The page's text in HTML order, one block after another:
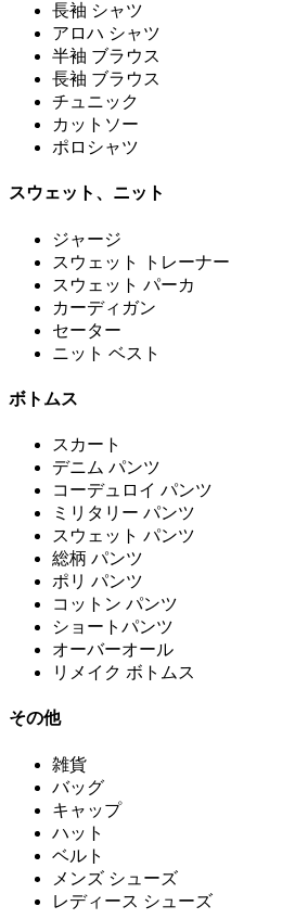
長袖 シャツ
アロハ シャツ
半袖 ブラウス
長袖 ブラウス
チュニック
カットソー
ポロシャツ
スウェット、ニット
ジャージ
スウェット トレーナー
スウェット パーカ
カーディガン
セーター
ニット ベスト
ボトムス
スカート
デニム パンツ
コーデュロイ パンツ
ミリタリー パンツ
スウェット パンツ
総柄 パンツ
ポリ パンツ
コットン パンツ
ショートパンツ
オーバーオール
リメイク ボトムス
その他
雑貨
バッグ
キャップ
ハット
ベルト
メンズ シューズ
レディース シューズ